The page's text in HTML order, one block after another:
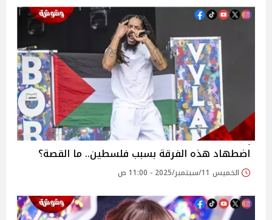
اضطهاد هذه الفرقة بسبب فلسطين.. ما القصة؟
الخميس 11/سبتمبر/2025 - 11:00 ص